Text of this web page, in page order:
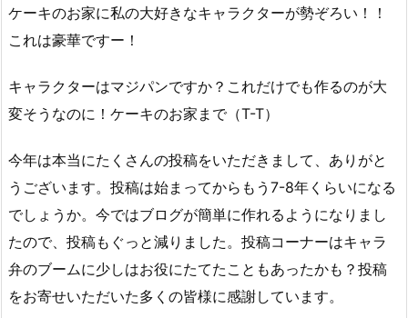
ケーキのお家に私の大好きなキャラクターが勢ぞろい！！
これは豪華ですー！
キャラクターはマジパンですか？これだけでも作るのが大
変そうなのに！ケーキのお家まで（T-T）
今年は本当にたくさんの投稿をいただきまして、ありがと
うございます。投稿は始まってからもう7-8年くらいになる
でしょうか。今ではブログが簡単に作れるようになりまし
たので、投稿もぐっと減りました。投稿コーナーはキャラ
弁のブームに少しはお役にたてたこともあったかも？投稿
をお寄せいただいた多くの皆様に感謝しています。